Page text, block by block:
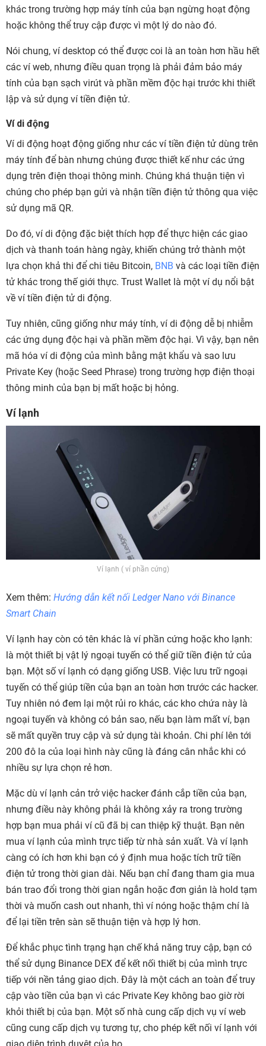
khác trong trường hợp máy tính của bạn ngừng hoạt động
hoặc không thể truy cập được vì một lý do nào đó.
Nói chung, ví desktop có thể được coi là an toàn hơn hầu hết
các ví web, nhưng điều quan trọng là phải đảm bảo máy
tính của bạn sạch virút và phần mềm độc hại trước khi thiết
lập và sử dụng ví tiền điện tử.
Ví di động
Ví di động hoạt động giống như các ví tiền điện tử dùng trên
máy tính để bàn nhưng chúng được thiết kế như các ứng
dụng trên điện thoại thông minh. Chúng khá thuận tiện vì
chúng cho phép bạn gửi và nhận tiền điện tử thông qua việc
sử dụng mã QR.
Do đó, ví di động đặc biệt thích hợp để thực hiện các giao
dịch và thanh toán hàng ngày, khiến chúng trở thành một
lựa chọn khả thi để chi tiêu Bitcoin, BNB và các loại tiền điện
tử khác trong thế giới thực. Trust Wallet là một ví dụ nổi bật
về ví tiền điện tử di động.
Tuy nhiên, cũng giống như máy tính, ví di động dễ bị nhiễm
các ứng dụng độc hại và phần mềm độc hại. Vì vậy, bạn nên
mã hóa ví di động của mình bằng mật khẩu và sao lưu
Private Key (hoặc Seed Phrase) trong trường hợp điện thoại
thông minh của bạn bị mất hoặc bị hỏng.
Ví lạnh
Ví lạnh ( ví phần cứng)
Xem thêm: Hướng dẫn kết nối Ledger Nano với Binance
Smart Chain
Ví lạnh hay còn có tên khác là ví phần cứng hoặc kho lạnh:
là một thiết bị vật lý ngoại tuyến có thể giữ tiền điện tử của
bạn. Một số ví lạnh có dạng giống USB. Việc lưu trữ ngoại
tuyến có thể giúp tiền của bạn an toàn hơn trước các hacker.
Tuy nhiên nó đem lại một rủi ro khác, các kho chứa này là
ngoại tuyến và không có bản sao, nếu bạn làm mất ví, bạn
sẽ mất quyền truy cập và sử dụng tài khoản. Chi phí lên tới
200 đô la của loại hình này cũng là đáng cân nhắc khi có
nhiều sự lựa chọn rẻ hơn.
Mặc dù ví lạnh cản trở việc hacker đánh cắp tiền của bạn,
nhưng điều này không phải là không xảy ra trong trường
hợp bạn mua phải ví cũ đã bị can thiệp kỹ thuật. Bạn nên
mua ví lạnh của mình trực tiếp từ nhà sản xuất. Và ví lạnh
càng có ích hơn khi bạn có ý định mua hoặc tích trữ tiền
điện tử trong thời gian dài. Nếu bạn chỉ đang tham gia mua
bán trao đổi trong thời gian ngắn hoặc đơn giản là hold tạm
thời và muốn cash out nhanh, thì ví nóng hoặc thậm chí là
để lại tiền trên sàn sẽ thuận tiện và hợp lý hơn.
Để khắc phục tình trạng hạn chế khả năng truy cập, bạn có
thể sử dụng Binance DEX để kết nối thiết bị của mình trực
tiếp với nền tảng giao dịch. Đây là một cách an toàn để truy
cập vào tiền của bạn vì các Private Key không bao giờ rời
khỏi thiết bị của bạn. Một số nhà cung cấp dịch vụ ví web
cũng cung cấp dịch vụ tương tự, cho phép kết nối ví lạnh với